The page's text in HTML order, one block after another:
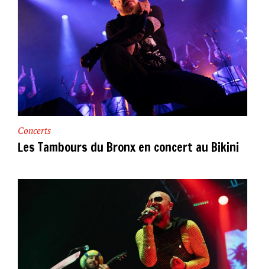
Concerts
Les Tambours du Bronx en concert au Bikini